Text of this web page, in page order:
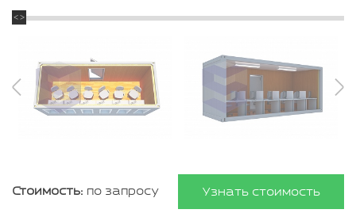
Стоимость: по запросу Узнать стоимость